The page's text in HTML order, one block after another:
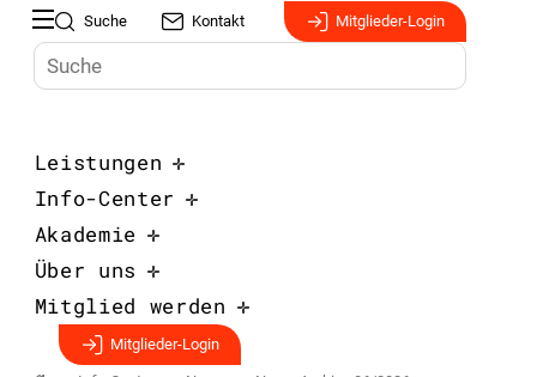
Suche Kontakt Mitglieder-Login
Leistungen
Info-Center
Akademie
Über uns
Mitglied werden
Mitglieder-Login